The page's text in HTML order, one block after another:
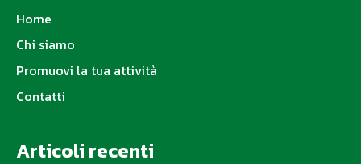
Home
Chi siamo
Promuovi la tua attività
Contatti
Articoli recenti